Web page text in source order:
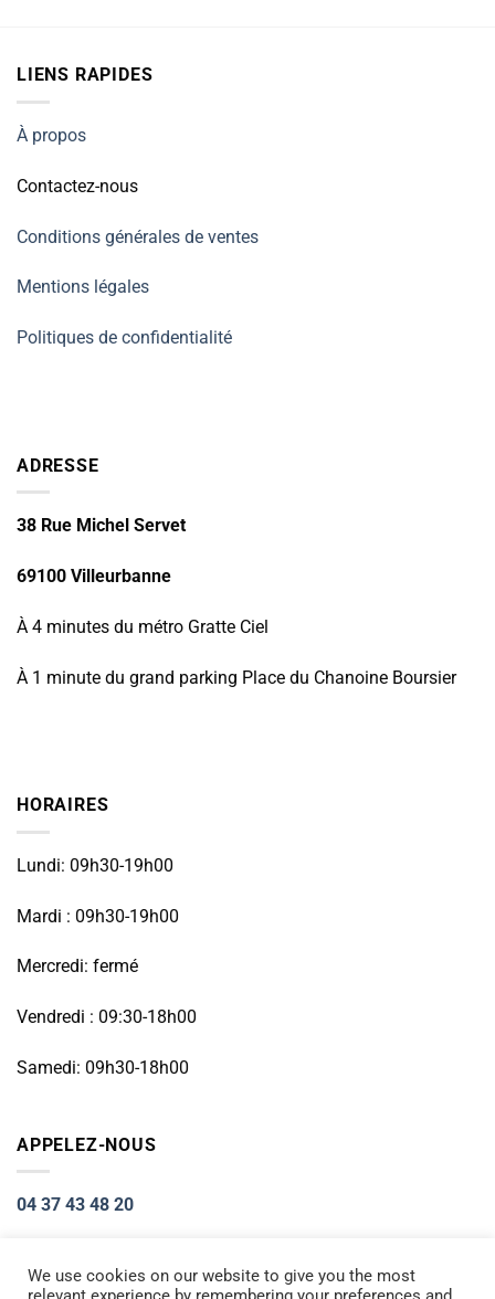
LIENS RAPIDES
À propos
Contactez-nous
Conditions générales de ventes
Mentions légales
Politiques de confidentialité
ADRESSE
38 Rue Michel Servet
69100 Villeurbanne
À 4 minutes du métro Gratte Ciel
À 1 minute du grand parking Place du Chanoine Boursier
HORAIRES
Lundi: 09h30-19h00
Mardi : 09h30-19h00
Mercredi: fermé
Vendredi : 09:30-18h00
Samedi: 09h30-18h00
APPELEZ-NOUS
04 37 43 48 20
We use cookies on our website to give you the most